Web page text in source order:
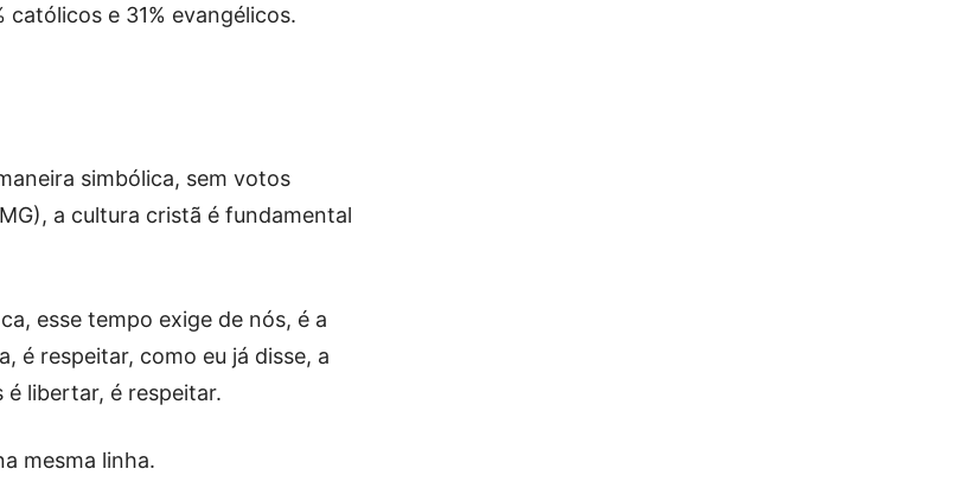
e 31% evangélicos.
simbólica, sem votos
a cultura cristã é fundamental
esse tempo exige de nós, é a
é respeitar, como eu já disse, a
é libertar, é respeitar.
mesma linha.